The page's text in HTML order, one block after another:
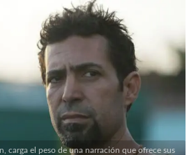
carga el peso de una narración que ofrece sus